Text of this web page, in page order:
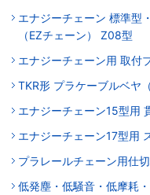
エナジーチェーン 標準型
（EZチェーン） Z08型
エナジーチェーン用 取付
TKR形 プラケーブルベヤ
エナジーチェーン15型用
エナジーチェーン17型用
プラレールチェーン用仕
低発塵・低騒音・低摩耗